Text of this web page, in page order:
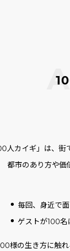
人カイギ」は、街
都市のあり方や価
毎回、身近で
ゲストが100名
様の生き方に触